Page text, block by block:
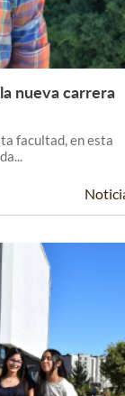
Leer Más +
nueva carrera
facultad, en esta